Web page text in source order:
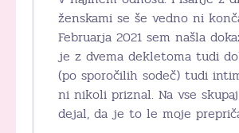
ženskami se še vedno ni
Februarja 2021 sem našla
je z dvema dekletoma tudi
(po sporočilih sodeč) tudi
ni nikoli priznal. Na vse
dejal, da je to le moje